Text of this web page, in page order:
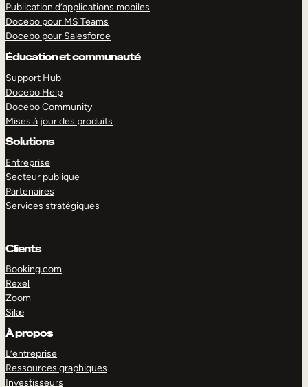
Publication d’applications mobiles
Docebo pour MS Teams
Docebo pour Salesforce
Éducation et communauté
Support Hub
Docebo Help
Docebo Community
Mises à jour des produits
Solutions
Entreprise
Secteur publique
Partenaires
Services stratégiques
Clients
Booking.com
Rexel
Zoom
Silæ
À propos
L’entreprise
Ressources graphiques
Investisseurs